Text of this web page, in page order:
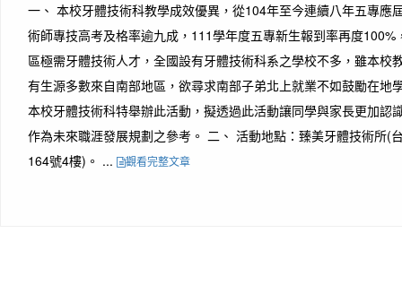
一、 本校牙體技術科教學成效優異，從104年至今連續八年五專應
術師專技高考及格率逾九成，111學年度五專新生報到率再度100%
區極需牙體技術人才，全國設有牙體技術科系之學校不多，雖本校
有生源多數來自南部地區，欲尋求南部子弟北上就業不如鼓勵在地
本校牙體技術科特舉辦此活動，擬透過此活動讓同學與家長更加認
作為未來職涯發展規劃之參考。 二、 活動地點：臻美牙體技術所(
164號4樓)。 ...
觀看完整文章